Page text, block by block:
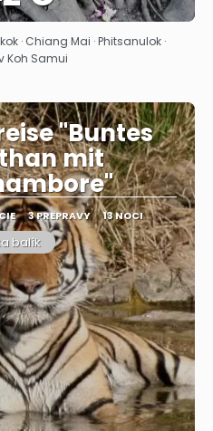
Pozrieť sa
· Chiang Mai · Phitsanulok ·
Koh Samui
"Buntes
mit
3 PREPRAVY 13 NOCI
balík